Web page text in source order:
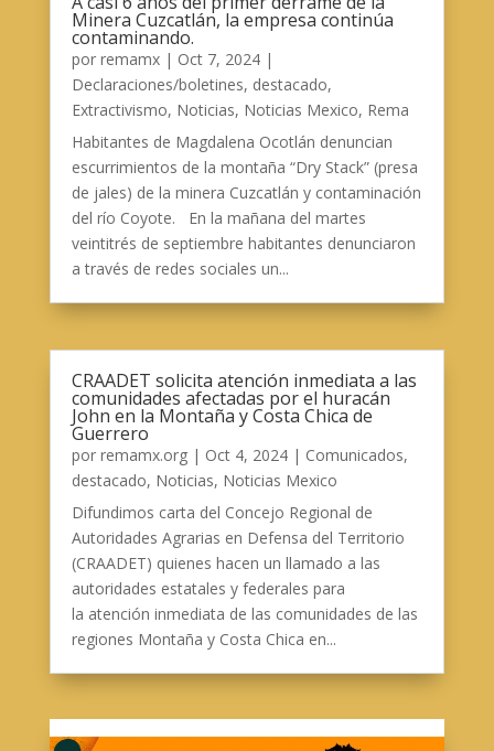
Minera Cuzcatlán, la empresa continúa
contaminando.
por remamx| Oct 7, 2024|
Declaraciones/boletines, destacado,
Extractivismo, Noticias, Noticias Mexico, Rema
Habitantes de Magdalena Ocotlán denuncian
escurrimientos de la montaña “Dry Stack” (presa
de jales) de la minera Cuzcatlán y contaminación
del río Coyote. En la mañana del martes
veintitrés de septiembre habitantes denunciaron
a través de redes sociales un...
CRAADET solicita atención inmediata a las
comunidades afectadas por el huracán
John en la Montaña y Costa Chica de
Guerrero
por remamx.org| Oct 4, 2024| Comunicados,
destacado, Noticias, Noticias Mexico
Difundimos carta del Concejo Regional de
Autoridades Agrarias en Defensa del Territorio
(CRAADET) quienes hacen un llamado a las
autoridades estatales y federales para
la atención inmediata de las comunidades de las
regiones Montaña y Costa Chica en...